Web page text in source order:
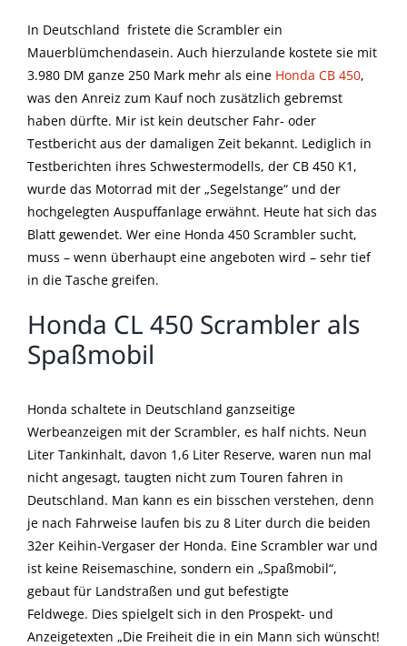
In Deutschland fristete die Scrambler ein
Mauerblümchendasein. Auch hierzulande kostete sie mit
3.980 DM ganze 250 Mark mehr als eine Honda CB 450,
was den Anreiz zum Kauf noch zusätzlich gebremst
haben dürfte. Mir ist kein deutscher Fahr- oder
Testbericht aus der damaligen Zeit bekannt. Lediglich in
Testberichten ihres Schwestermodells, der CB 450 K1,
wurde das Motorrad mit der „Segelstange“ und der
hochgelegten Auspuffanlage erwähnt. Heute hat sich das
Blatt gewendet. Wer eine Honda 450 Scrambler sucht,
muss – wenn überhaupt eine angeboten wird – sehr tief
in die Tasche greifen.
Honda CL 450 Scrambler als
Spaßmobil
Honda schaltete in Deutschland ganzseitige
Werbeanzeigen mit der Scrambler, es half nichts. Neun
Liter Tankinhalt, davon 1,6 Liter Reserve, waren nun mal
nicht angesagt, taugten nicht zum Touren fahren in
Deutschland. Man kann es ein bisschen verstehen, denn
je nach Fahrweise laufen bis zu 8 Liter durch die beiden
32er Keihin-Vergaser der Honda. Eine Scrambler war und
ist keine Reisemaschine, sondern ein „Spaßmobil“,
gebaut für Landstraßen und gut befestigte
Feldwege. Dies spielgelt sich in den Prospekt- und
Anzeigetexten „Die Freiheit die in ein Mann sich wünscht!